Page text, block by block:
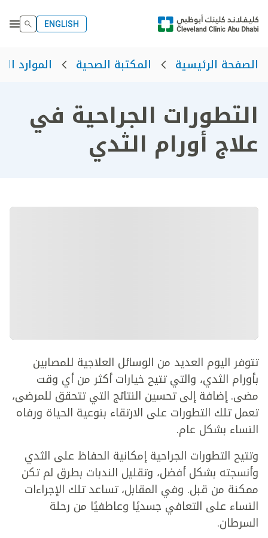
ENGLISH
الصفحة الرئيسية المكتبة الصحية الموارد
التطورات الجراحية في
علاج أورام الثدي
تتوفر اليوم العديد من الوسائل العلاجية للمصابين
بأورام الثدي، والتي تتيح خيارات أكثر من أي وقت
مضى. إضافة إلى تحسين النتائج التي تتحقق للمرضى،
تعمل تلك التطورات على الارتقاء بنوعية الحياة ورفاه
النساء بشكل عام.
وتتيح التطورات الجراحية إمكانية الحفاظ على الثدي
وأنسجته بشكل أفضل، وتقليل الندبات بطرق لم تكن
ممكنة من قبل. وفي المقابل، تساعد تلك الإجراءات
النساء على التعافي جسديًا وعاطفيًا من رحلة
السرطان.